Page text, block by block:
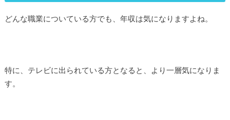
どんな職業についている方でも、年収は気になりますよね。
特に、テレビに出られている方となると、より一層気になりま
す。